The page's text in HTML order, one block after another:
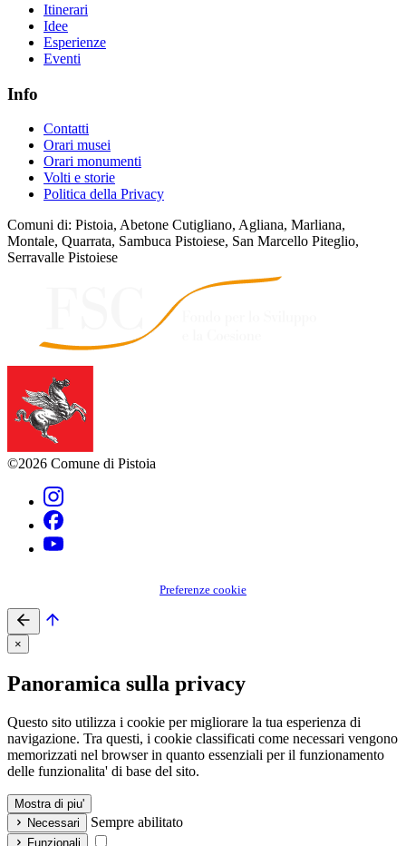
Itinerari
Idee
Esperienze
Eventi
Info
Contatti
Orari musei
Orari monumenti
Volti e storie
Politica della Privacy
Comuni di: Pistoia, Abetone Cutigliano, Agliana, Marliana,
Montale, Quarrata, Sambuca Pistoiese, San Marcello Piteglio,
Serravalle Pistoiese
©2026 Comune di Pistoia
Preferenze cookie
×
Panoramica sulla privacy
Questo sito utilizza i cookie per migliorare la tua esperienza di
navigazione. Tra questi, i cookie classificati come necessari vengono
memorizzati nel browser in quanto essenziali per il funzionamento
delle funzionalita' di base del sito.
Mostra di piu'
Necessari
Sempre abilitato
Funzionali